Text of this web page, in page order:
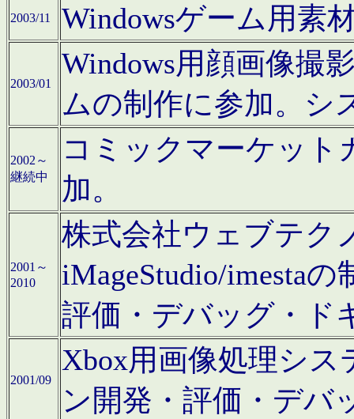
2003/11 Windowsゲーム用素
2003/01
Windows用顔画像撮
ムの制作に参加。シ
2002～
継続中
コミックマーケット
加。
2001～
2010
株式会社ウェブテク
iMageStudio/imesta
評価・デバッグ・ド
2001/09
Xbox用画像処理シ
ン開発・評価・デバ